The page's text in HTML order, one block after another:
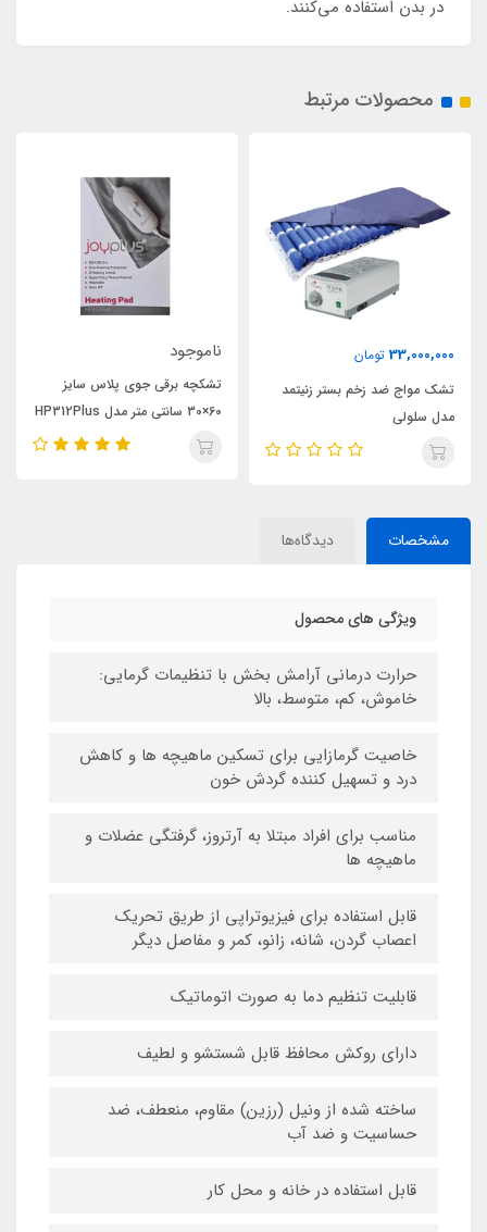
در بدن استفاده می‌کنند.
محصولات مرتبط
33,000,000 تومان
تشک مواج ضد زخم بستر زنیتمد
مدل سلولی
ناموجود
تشکچه برقی جوی پلاس سایز
60×30 سانتی متر مدل HP312Plus
مشخصات دیدگاه‌ها
ویژگی های محصول
حرارت درمانی آرامش بخش با تنظیمات گرمایی:
خاموش، کم، متوسط، بالا
خاصیت گرمازایی برای تسکین ماهیچه ها و کاهش
درد و تسهیل کننده گردش خون
مناسب برای افراد مبتلا به آرتروز، گرفتگی عضلات و
ماهیچه ها
قابل استفاده برای فیزیوتراپی از طریق تحریک
اعصاب گردن، شانه، زانو، کمر و مفاصل دیگر
قابلیت تنظیم دما به صورت اتوماتیک
دارای روکش محافظ قابل شستشو و لطیف
ساخته شده از ونیل (رزین) مقاوم، منعطف، ضد
حساسیت و ضد آب
قابل استفاده در خانه و محل کار